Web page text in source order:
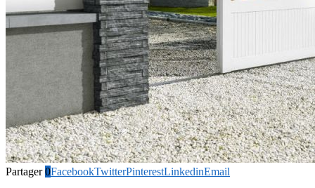
Partager 0FacebookTwitterPinterestLinkedinEmail